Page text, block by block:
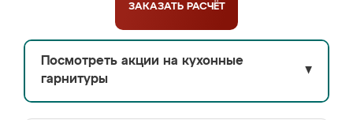
ЗАКАЗАТЬ РАСЧЁТ
Посмотреть акции на кухонные
гарнитуры
▼